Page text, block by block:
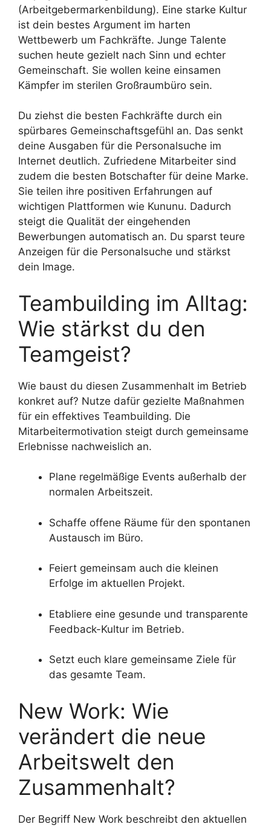
(Arbeitgebermarkenbildung). Eine starke Kultur
ist dein bestes Argument im harten
Wettbewerb um Fachkräfte. Junge Talente
suchen heute gezielt nach Sinn und echter
Gemeinschaft. Sie wollen keine einsamen
Kämpfer im sterilen Großraumbüro sein.
Du ziehst die besten Fachkräfte durch ein
spürbares Gemeinschaftsgefühl an. Das senkt
deine Ausgaben für die Personalsuche im
Internet deutlich. Zufriedene Mitarbeiter sind
zudem die besten Botschafter für deine Marke.
Sie teilen ihre positiven Erfahrungen auf
wichtigen Plattformen wie Kununu. Dadurch
steigt die Qualität der eingehenden
Bewerbungen automatisch an. Du sparst teure
Anzeigen für die Personalsuche und stärkst
dein Image.
Teambuilding im Alltag:
Wie stärkst du den
Teamgeist?
Wie baust du diesen Zusammenhalt im Betrieb
konkret auf? Nutze dafür gezielte Maßnahmen
für ein effektives Teambuilding. Die
Mitarbeitermotivation steigt durch gemeinsame
Erlebnisse nachweislich an.
Plane regelmäßige Events außerhalb der
normalen Arbeitszeit.
Schaffe offene Räume für den spontanen
Austausch im Büro.
Feiert gemeinsam auch die kleinen
Erfolge im aktuellen Projekt.
Etabliere eine gesunde und transparente
Feedback-Kultur im Betrieb.
Setzt euch klare gemeinsame Ziele für
das gesamte Team.
New Work: Wie
verändert die neue
Arbeitswelt den
Zusammenhalt?
Der Begriff New Work beschreibt den aktuellen